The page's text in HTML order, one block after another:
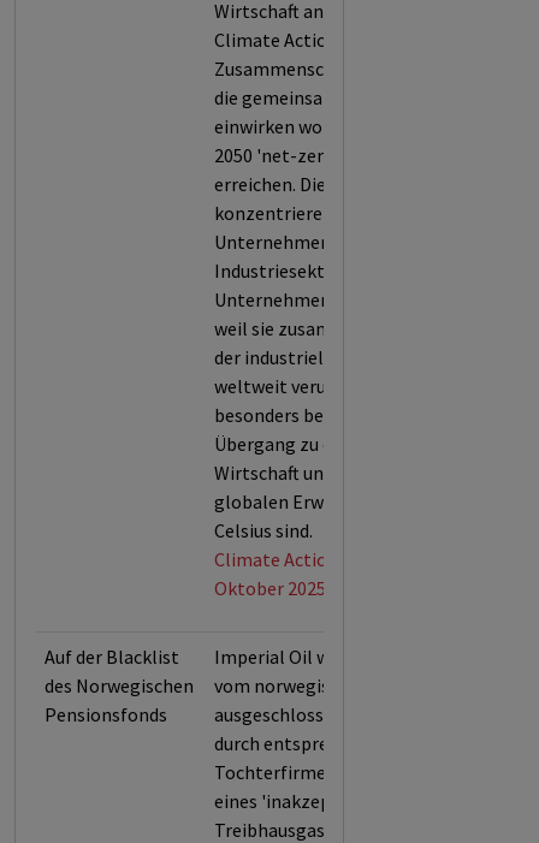
Wirtschaft analysiert.
Climate Action 100+ ist ein
Zusammenschluss von Investoren,
die gemeinsam auf Unternehmen
einwirken wollen, dass diese bis
2050 'net-zero' Emissionen
erreichen. Die Investoren
konzentrieren sich auf derzeit 169
Unternehmen aus verschiedenen
Industriesektoren. Die
Unternehmen wurden ausgewählt,
weil sie zusammen mehr als 80%
der industriellen Emissionen
weltweit verursachen und daher
besonders bedeutsam für den
Übergang zu einer emissionsfreien
Wirtschaft und der Begrenzung der
globalen Erwärmung um 1,5 Grad
Celsius sind.
Climate Action 100+ (Stand:
Oktober 2025)
Auf der Blacklist
des Norwegischen
Pensionsfonds
Imperial Oil wurde im Jahr 2020
vom norwegischen Pensionsfonds
ausgeschlossen, da es selbst oder
durch entsprechende
Tochterfirmen, für den Ausstoß
eines 'inakzeptablen Levels an
Treibhausgasen' verantwortlich